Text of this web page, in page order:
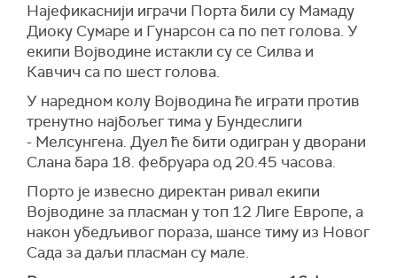
Најефикаснији играчи Порта били су Мамаду
Диоку Сумаре и Гунарсон са по пет голова. У
екипи Војводине истакли су се Силва и
Кавчич са по шест голова.
У наредном колу Војводина ће играти против
тренутно најбољег тима у Бундеслиги
- Мелсунгена. Дуел ће бити одигран у дворани
Слана бара 18. фебруара од 20.45 часова.
Порто је извесно директан ривал екипи
Војводине за пласман у топ 12 Лиге Европе, а
након убедљивог пораза, шансе тиму из Новог
Сада за даљи пласман су мале.